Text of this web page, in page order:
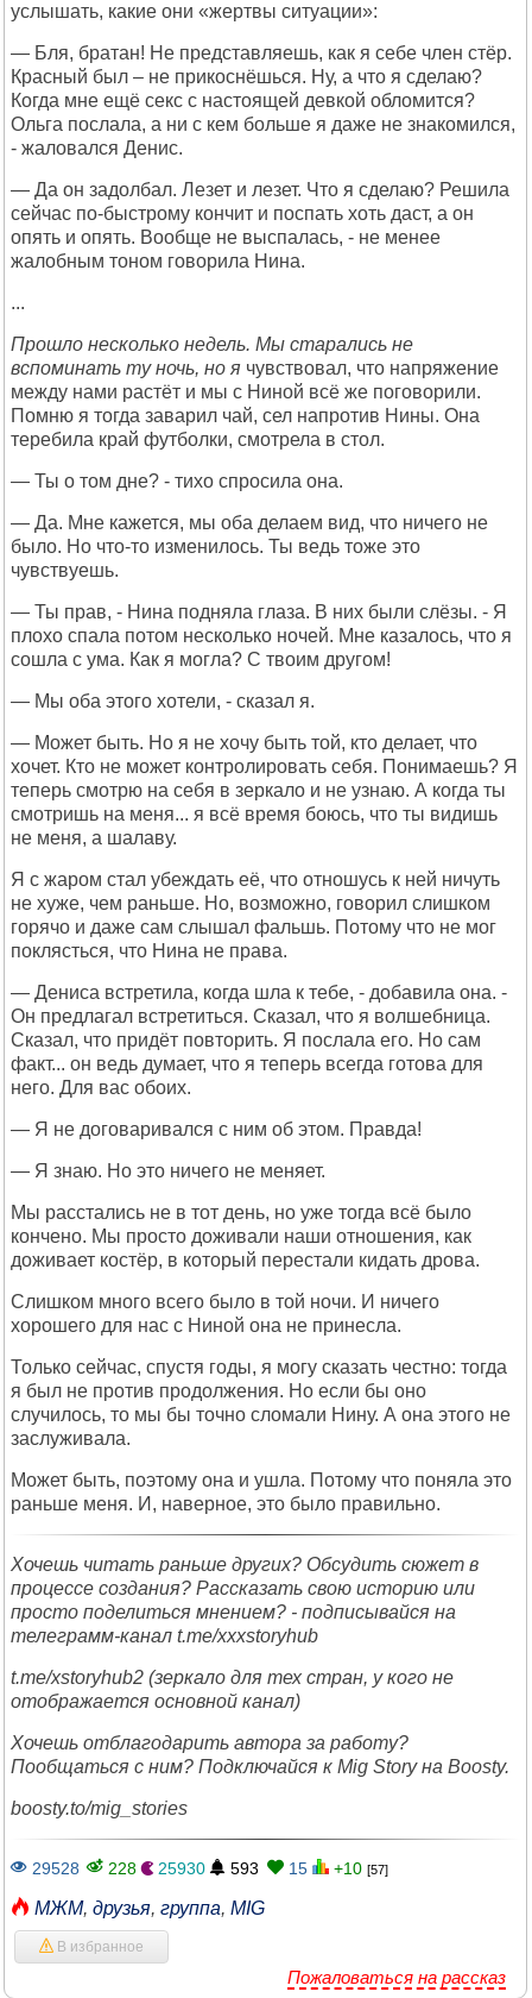
услышать, какие они «жертвы ситуации»:
— Бля, братан! Не представляешь, как я себе член стёр.
Красный был – не прикоснёшься. Ну, а что я сделаю?
Когда мне ещё секс с настоящей девкой обломится?
Ольга послала, а ни с кем больше я даже не знакомился,
- жаловался Денис.
— Да он задолбал. Лезет и лезет. Что я сделаю? Решила
сейчас по-быстрому кончит и поспать хоть даст, а он
опять и опять. Вообще не выспалась, - не менее
жалобным тоном говорила Нина.
...
Прошло несколько недель. Мы старались не
вспоминать ту ночь, но я чувствовал, что напряжение
между нами растёт и мы с Ниной всё же поговорили.
Помню я тогда заварил чай, сел напротив Нины. Она
теребила край футболки, смотрела в стол.
— Ты о том дне? - тихо спросила она.
— Да. Мне кажется, мы оба делаем вид, что ничего не
было. Но что-то изменилось. Ты ведь тоже это
чувствуешь.
— Ты прав, - Нина подняла глаза. В них были слёзы. - Я
плохо спала потом несколько ночей. Мне казалось, что я
сошла с ума. Как я могла? С твоим другом!
— Мы оба этого хотели, - сказал я.
— Может быть. Но я не хочу быть той, кто делает, что
хочет. Кто не может контролировать себя. Понимаешь? Я
теперь смотрю на себя в зеркало и не узнаю. А когда ты
смотришь на меня... я всё время боюсь, что ты видишь
не меня, а шалаву.
Я с жаром стал убеждать её, что отношусь к ней ничуть
не хуже, чем раньше. Но, возможно, говорил слишком
горячо и даже сам слышал фальшь. Потому что не мог
поклясться, что Нина не права.
— Дениса встретила, когда шла к тебе, - добавила она. -
Он предлагал встретиться. Сказал, что я волшебница.
Сказал, что придёт повторить. Я послала его. Но сам
факт... он ведь думает, что я теперь всегда готова для
него. Для вас обоих.
— Я не договаривался с ним об этом. Правда!
— Я знаю. Но это ничего не меняет.
Мы расстались не в тот день, но уже тогда всё было
кончено. Мы просто доживали наши отношения, как
доживает костёр, в который перестали кидать дрова.
Слишком много всего было в той ночи. И ничего
хорошего для нас с Ниной она не принесла.
Только сейчас, спустя годы, я могу сказать честно: тогда
я был не против продолжения. Но если бы оно
случилось, то мы бы точно сломали Нину. А она этого не
заслуживала.
Может быть, поэтому она и ушла. Потому что поняла это
раньше меня. И, наверное, это было правильно.
Хочешь читать раньше других? Обсудить сюжет в
процессе создания? Рассказать свою историю или
просто поделиться мнением? - подписывайся на
телеграмм-канал t.me/xxxstoryhub
t.me/xstoryhub2 (зеркало для тех стран, у кого не
отображается основной канал)
Хочешь отблагодарить автора за работу?
Пообщаться с ним? Подключайся к Mig Story на Boosty.
boosty.to/mig_stories
29528 228 25930 593 15 +10 [57]
МЖМ, друзья, группа, MIG
В избранное
Пожаловаться на рассказ